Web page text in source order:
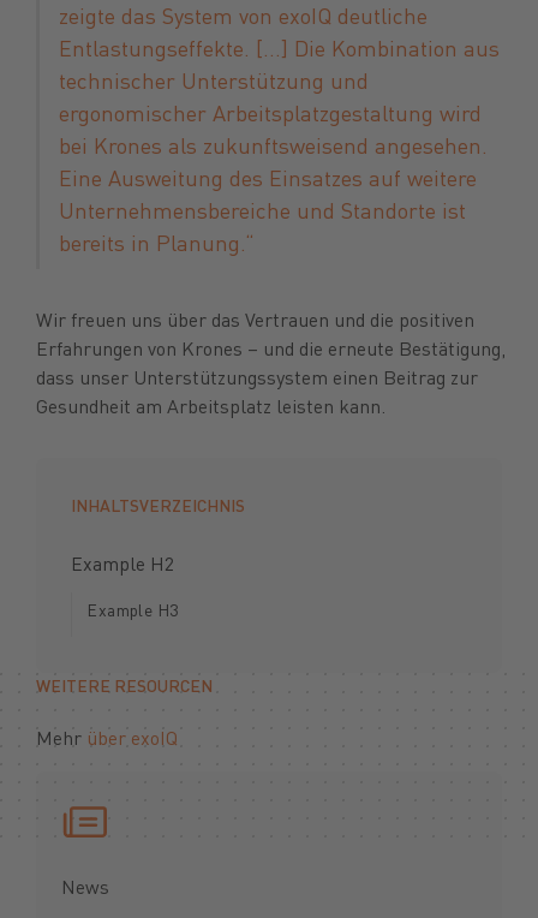
zeigte das System von exoIQ deutliche
Entlastungseffekte. […] Die Kombination aus
technischer Unterstützung und
ergonomischer Arbeitsplatzgestaltung wird
bei Krones als zukunftsweisend angesehen.
Eine Ausweitung des Einsatzes auf weitere
Unternehmensbereiche und Standorte ist
bereits in Planung.“
Wir freuen uns über das Vertrauen und die positiven
Erfahrungen von Krones – und die erneute Bestätigung,
dass unser Unterstützungssystem einen Beitrag zur
Gesundheit am Arbeitsplatz leisten kann.
INHALTSVERZEICHNIS
Example H2
Example H3
WEITERE RESOURCEN
Mehr über exoIQ
News